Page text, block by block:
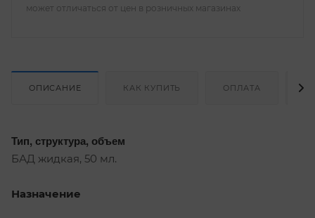
может отличаться от цен в розничных магазинах
ОПИСАНИЕ КАК КУПИТЬ ОПЛАТА
Тип, структура, объем
БАД жидкая, 50 мл.
Назначение